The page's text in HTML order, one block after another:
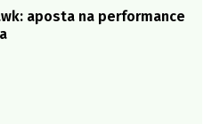
aposta na performance